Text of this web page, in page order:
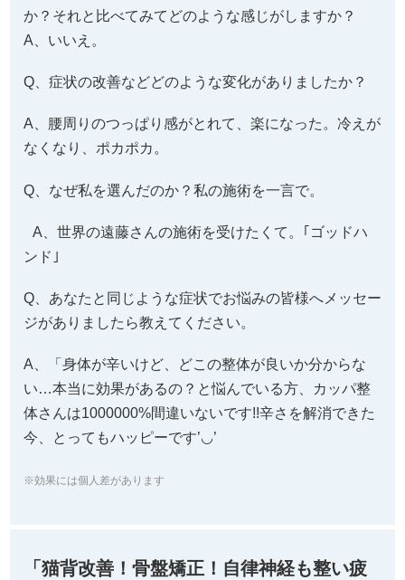
か？それと比べてみてどのような感じがしますか？
A、いいえ。
Q、症状の改善などどのような変化がありましたか？
A、腰周りのつっぱり感がとれて、楽になった。冷えが
なくなり、ポカポカ。
Q、なぜ私を選んだのか？私の施術を一言で。
A、世界の遠藤さんの施術を受けたくて。｢ゴッドハ
ンド｣
Q、あなたと同じような症状でお悩みの皆様へメッセー
ジがありましたら教えてください。
A、「身体が辛いけど、どこの整体が良いか分からな
い…本当に効果があるの？と悩んでいる方、カッパ整
体さんは1000000%間違いないです!!辛さを解消できた
今、とってもハッピーです’◡’
※効果には個人差があります
「猫背改善！骨盤矯正！自律神経も整い疲